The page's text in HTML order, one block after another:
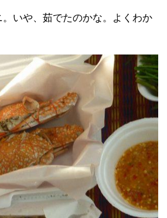
いや、茹でたのかな。よくわか